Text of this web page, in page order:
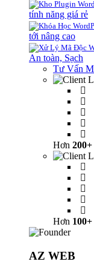
tính năng giá rẻ
tới nâng cao
An toàn, Sạch
Tư Vấn
Hơn 200+
Hơn 100+
AZ WEB